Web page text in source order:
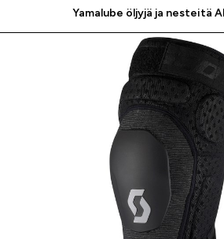
Yamalube öljyjä ja nesteitä